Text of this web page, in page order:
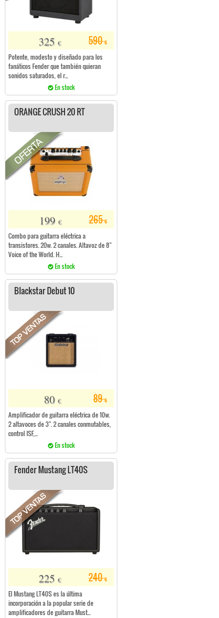
590€
325 €
Potente, modesto y diseñado para los
fanáticos Fender que también quieran
sonidos saturados, el r...
En stock
ORANGE CRUSH 20 RT
265€
199 €
Combo para guitarra eléctrica a
transistores. 20w. 2 canales. Altavoz de 8"
Voice of the World. H...
En stock
Blackstar Debut 10
89€
80 €
Amplificador de guitarra eléctrica de 10w.
2 altavoces de 3". 2 canales conmutables,
control ISF,...
En stock
Fender Mustang LT40S
240€
225 €
El Mustang LT40S es la última
incorporación a la popular serie de
amplificadores de guitarra Must...